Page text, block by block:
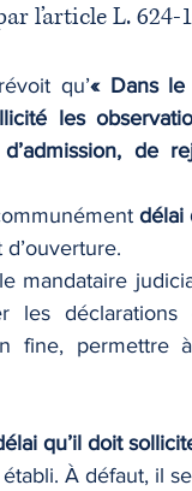
l’article L.
qu’« Dans
les
de
délai
mandataire
les déclarations
fine,
qu’il doit
À défaut, il